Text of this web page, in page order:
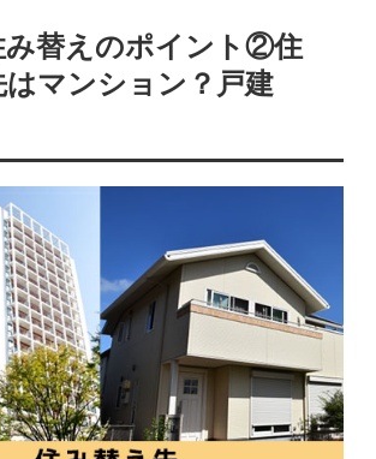
み替えのポイント②住
はマンション？戸建